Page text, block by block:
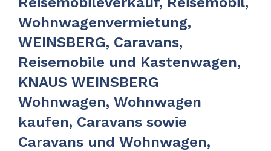
Wohnwagenvermietung,
WEINSBERG, Caravans,
Reisemobile und Kastenwagen,
KNAUS WEINSBERG
Wohnwagen, Wohnwagen
kaufen, Caravans sowie
Caravans und Wohnwagen,